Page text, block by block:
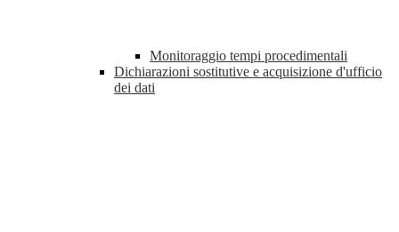
Monitoraggio tempi procedimentali
Dichiarazioni sostitutive e acquisizione d'ufficio
dei dati